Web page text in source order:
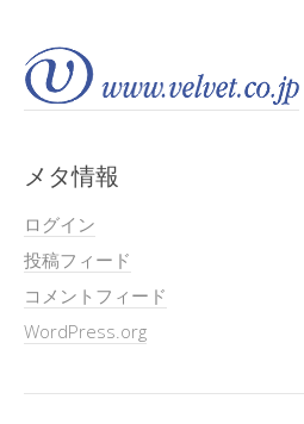
メタ情報
ログイン
投稿フィード
コメントフィード
WordPress.org